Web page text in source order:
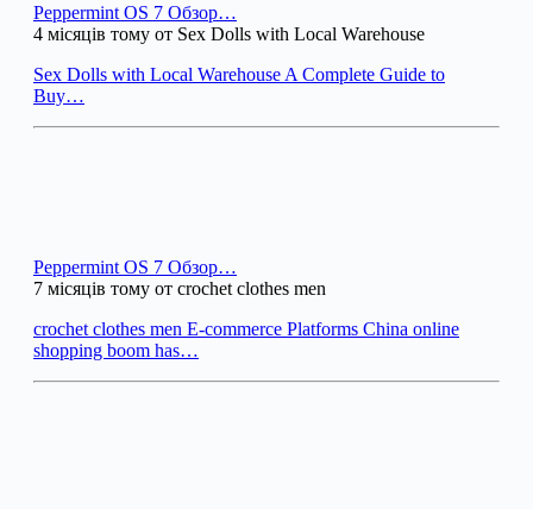
Peppermint OS 7 Обзор…
4 місяців тому от Sex Dolls with Local Warehouse
Sex Dolls with Local Warehouse A Complete Guide to
Buy…
Peppermint OS 7 Обзор…
7 місяців тому от crochet clothes men
crochet clothes men E-commerce Platforms China online
shopping boom has…